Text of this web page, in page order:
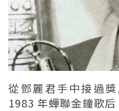
從鄧麗君手中接過
1983 年蟬聯金鐘歌后